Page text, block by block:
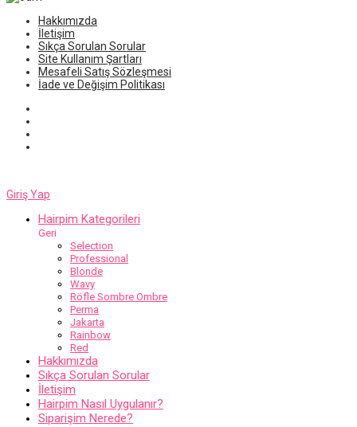
Hakkımızda
İletişim
Sıkça Sorulan Sorular
Site Kullanım Şartları
Mesafeli Satış Sözleşmesi
İade ve Değişim Politikası
Giriş Yap
Hairpim Kategorileri
Geri
Selection
Professional
Blonde
Wavy
Röfle Sombre Ombre
Perma
Jakarta
Rainbow
Red
Hakkımızda
Sıkça Sorulan Sorular
İletişim
Hairpim Nasıl Uygulanır?
Siparişim Nerede?